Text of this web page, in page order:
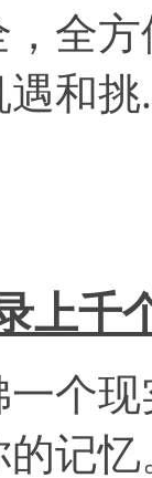
全
遇和
上千
个
记